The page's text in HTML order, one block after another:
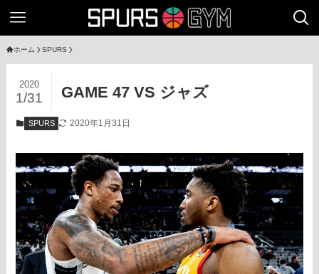
ホーム SPURS
GAME 47 VS ジャズ
2020
1/31
SPURS 2020年1月31日